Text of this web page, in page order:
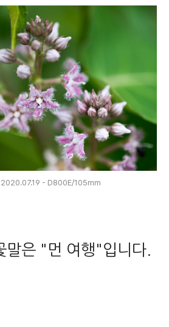
2020.07.19 - D800E/105mm
말은 "먼 여행"입니다.